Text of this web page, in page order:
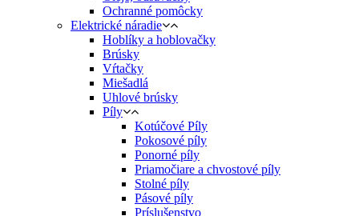
Ochranné pomôcky
Elektrické náradie
Hoblíky a hoblovačky
Brúsky
Vŕtačky
Miešadlá
Uhlové brúsky
Píly
Kotúčové Píly
Pokosové píly
Ponorné píly
Priamočiare a chvostové píly
Stolné píly
Pásové píly
Príslušenstvo